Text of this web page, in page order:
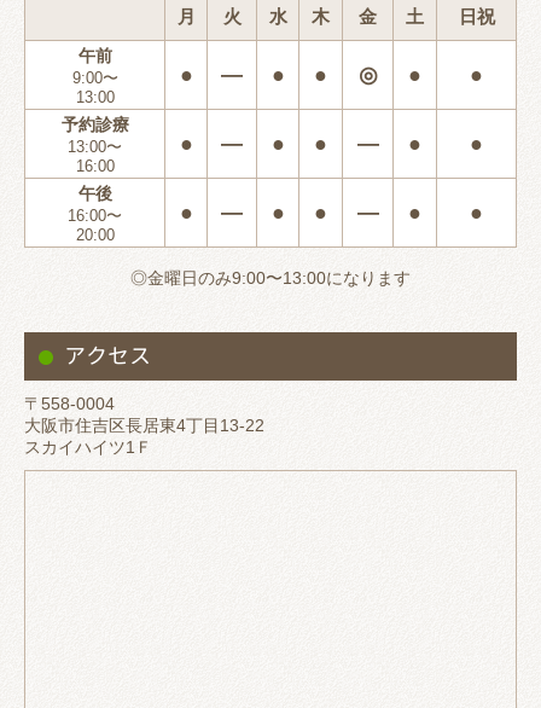
月 火 水 木 金 土 日祝
午前
9:00〜
13:00
● ― ● ● ◎ ● ●
予約診療
13:00〜
16:00
● ― ● ● ― ● ●
午後
16:00〜
20:00
● ― ● ● ― ● ●
◎金曜日のみ9:00〜13:00になります
アクセス
〒558-0004
大阪市住吉区長居東4丁目13-22
スカイハイツ1Ｆ